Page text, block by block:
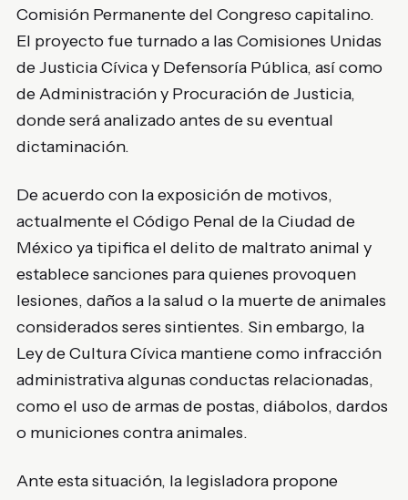
Comisión Permanente del Congreso capitalino.
El proyecto fue turnado a las Comisiones Unidas
de Justicia Cívica y Defensoría Pública, así como
de Administración y Procuración de Justicia,
donde será analizado antes de su eventual
dictaminación.
De acuerdo con la exposición de motivos,
actualmente el Código Penal de la Ciudad de
México ya tipifica el delito de maltrato animal y
establece sanciones para quienes provoquen
lesiones, daños a la salud o la muerte de animales
considerados seres sintientes. Sin embargo, la
Ley de Cultura Cívica mantiene como infracción
administrativa algunas conductas relacionadas,
como el uso de armas de postas, diábolos, dardos
o municiones contra animales.
Ante esta situación, la legisladora propone